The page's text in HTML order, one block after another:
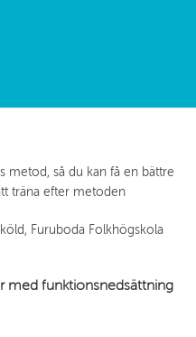
metod, så du kan få en bättre
träna efter metoden
Furuboda Folkhögskola
med funktionsnedsättning